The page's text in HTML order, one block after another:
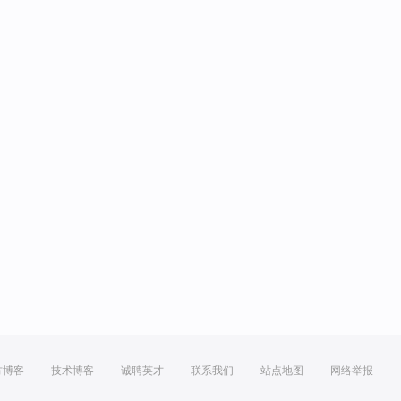
博客 技术博客 诚聘英才 联系我们 站点地图 网络举报